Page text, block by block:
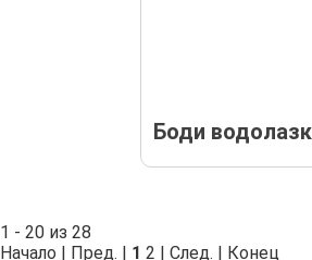
1 - 20 из 28
Начало | Пред. | 1 2 След. Конец